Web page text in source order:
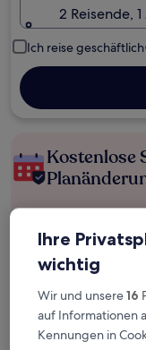
2 Reisende,
Ich reise geschäftlich
Kostenlose
Mehr
Ihre
wichtig
Wir und unsere16
auf Informationen
Kennungen in